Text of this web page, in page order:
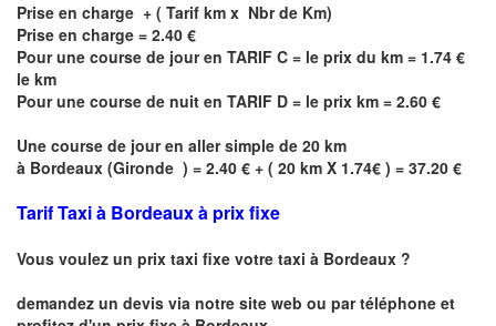
Prise en charge + ( Tarif km x Nbr de Km)
Prise en charge = 2.40 €
Pour une course de jour en TARIF C = le prix du km = 1.74 €
le km
Pour une course de nuit en TARIF D = le prix km = 2.60 €
Une course de jour en aller simple de 20 km
à Bordeaux (Gironde ) = 2.40 € + ( 20 km X 1.74€ ) = 37.20 €
Tarif Taxi à Bordeaux à prix fixe
Vous voulez un prix taxi fixe votre taxi à Bordeaux ?
demandez un devis via notre site web ou par téléphone et